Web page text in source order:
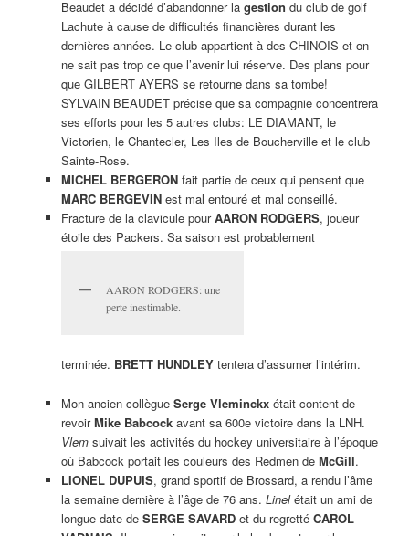
Beaudet a décidé d’abandonner la gestion du club de golf
Lachute à cause de difficultés financières durant les
dernières années. Le club appartient à des CHINOIS et on
ne sait pas trop ce que l’avenir lui réserve. Des plans pour
que GILBERT AYERS se retourne dans sa tombe!
SYLVAIN BEAUDET précise que sa compagnie concentrera
ses efforts pour les 5 autres clubs: LE DIAMANT, le
Victorien, le Chantecler, Les Iles de Boucherville et le club
Sainte-Rose.
MICHEL BERGERONfait partie de ceux qui pensent que
MARC BERGEVIN est mal entouré et mal conseillé.
Fracture de la clavicule pourAARON RODGERS, joueur
étoile des Packers. Sa saison est probablement
AARON RODGERS: une
perte inestimable.
terminée. BRETT HUNDLEYtentera d’assumer l’intérim.
Mon ancien collègue Serge Vleminckxétait content de
revoirMike Babcockavant sa 600e victoire dans la LNH.
Vlemsuivait les activités du hockey universitaire à l’époque
où Babcock portait les couleurs des Redmen de McGill.
LIONEL DUPUIS, grand sportif de Brossard, a rendu l’âme
la semaine dernière à l’âge de 76 ans. Linelétait un ami de
longue date de SERGE SAVARDet du regretté CAROL